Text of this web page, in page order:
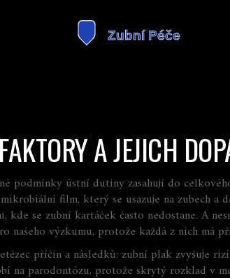
A JEJICH
podmínky ústní dutiny zasahují do
film, který se usazuje na zubech a
se zubní kartáček často nedostane. A
výzkumu, protože každá z nich má
příčin a následků: zubní plakzvyšuje
na parodontózu, protože skrytý rozklad v